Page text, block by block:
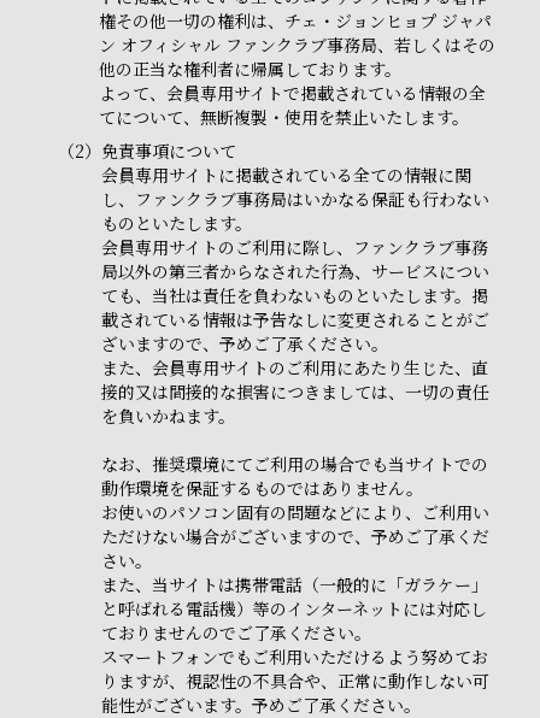
権その他一切の権利は、チェ・ジョンヒョプ ジャパ
ン オフィシャル ファンクラブ事務局、若しくはその
他の正当な権利者に帰属しております。
よって、会員専用サイトで掲載されている情報の全
てについて、無断複製・使用を禁止いたします。
（2） 免責事項について
会員専用サイトに掲載されている全ての情報に関
し、ファンクラブ事務局はいかなる保証も行わない
ものといたします。
会員専用サイトのご利用に際し、ファンクラブ事務
局以外の第三者からなされた行為、サービスについ
ても、当社は責任を負わないものといたします。掲
載されている情報は予告なしに変更されることがご
ざいますので、予めご了承ください。
また、会員専用サイトのご利用にあたり生じた、直
接的又は間接的な損害につきましては、一切の責任
を負いかねます。
なお、推奨環境にてご利用の場合でも当サイトでの
動作環境を保証するものではありません。
お使いのパソコン固有の問題などにより、ご利用い
ただけない場合がございますので、予めご了承くだ
さい。
また、当サイトは携帯電話（一般的に「ガラケー」
と呼ばれる電話機）等のインターネットには対応し
ておりませんのでご了承ください。
スマートフォンでもご利用いただけるよう努めてお
りますが、視認性の不具合や、正常に動作しない可
能性がございます。予めご了承ください。